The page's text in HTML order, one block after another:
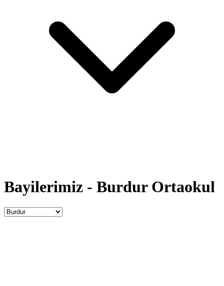
Bayilerimiz - Burdur Ortaokul